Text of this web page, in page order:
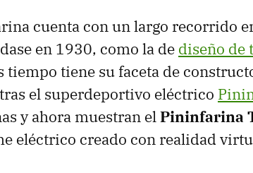
cuenta con un largo recorrido
en 1930, como la de diseño de
tiempo tiene su faceta de
el superdeportivo eléctrico
y ahora muestran elPininfarina
eléctrico creado con realidad